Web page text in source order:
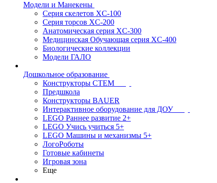
Модели и Манекены
Серия скелетов XC-100
Серия торсов XC-200
Анатомическая серия XC-300
Медицинская Обучающая серия XC-400
Биологические коллекции
Модели ГАЛО
Дошкольное образование
Конструкторы СТЕМ
Предшкола
Конструкторы BAUER
Интерактивное оборудование для ДОУ
LEGO Раннее развитие 2+
LEGO Учись учиться 5+
LEGO Машины и механизмы 5+
ЛогоРоботы
Готовые кабинеты
Игровая зона
Еще